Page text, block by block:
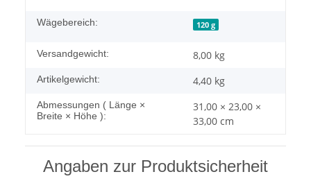
Wägebereich: 120 g
Versandgewicht: 8,00 kg
Artikelgewicht: 4,40 kg
Abmessungen ( Länge ×
Breite × Höhe ):
31,00 × 23,00 ×
33,00 cm
Angaben zur Produktsicherheit